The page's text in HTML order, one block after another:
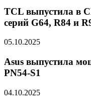
TCL выпустила в
серий G64, R84 и
05.10.2025
Asus выпустила
PN54-S1
04.10.2025